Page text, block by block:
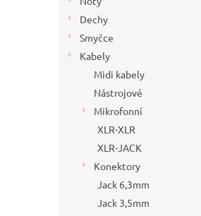
Dechy
Smyčce
Kabely
Midi kabely
Nástrojové
Mikrofonní
XLR-XLR
XLR-JACK
Konektory
Jack 6,3mm
Jack 3,5mm